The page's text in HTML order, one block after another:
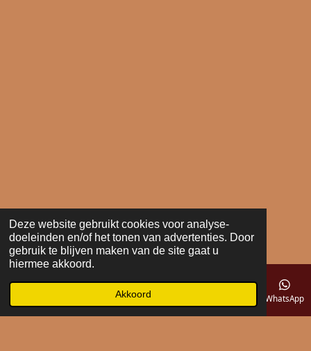
Deze website gebruikt cookies voor analyse-
doeleinden en/of het tonen van advertenties. Door
gebruik te blijven maken van de site gaat u
hiermee akkoord.
Akkoord
Telefoonnummer WhatsApp